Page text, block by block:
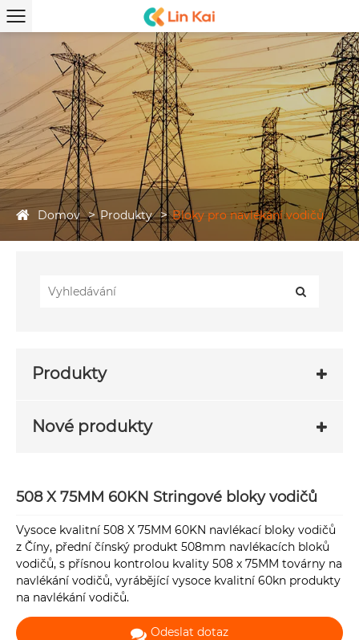
Domov Produkty Bloky pro navlékání vodičů
Produkty
Nové produkty
508 X 75MM 60KN Stringové bloky vodičů
Vysoce kvalitní 508 X 75MM 60KN navlékací bloky vodičů
z Číny, přední čínský produkt 508mm navlékacích bloků
vodičů, s přísnou kontrolou kvality 508 x 75MM továrny na
navlékání vodičů, vyrábějící vysoce kvalitní 60kn produkty
na navlékání vodičů.
Odeslat dotaz